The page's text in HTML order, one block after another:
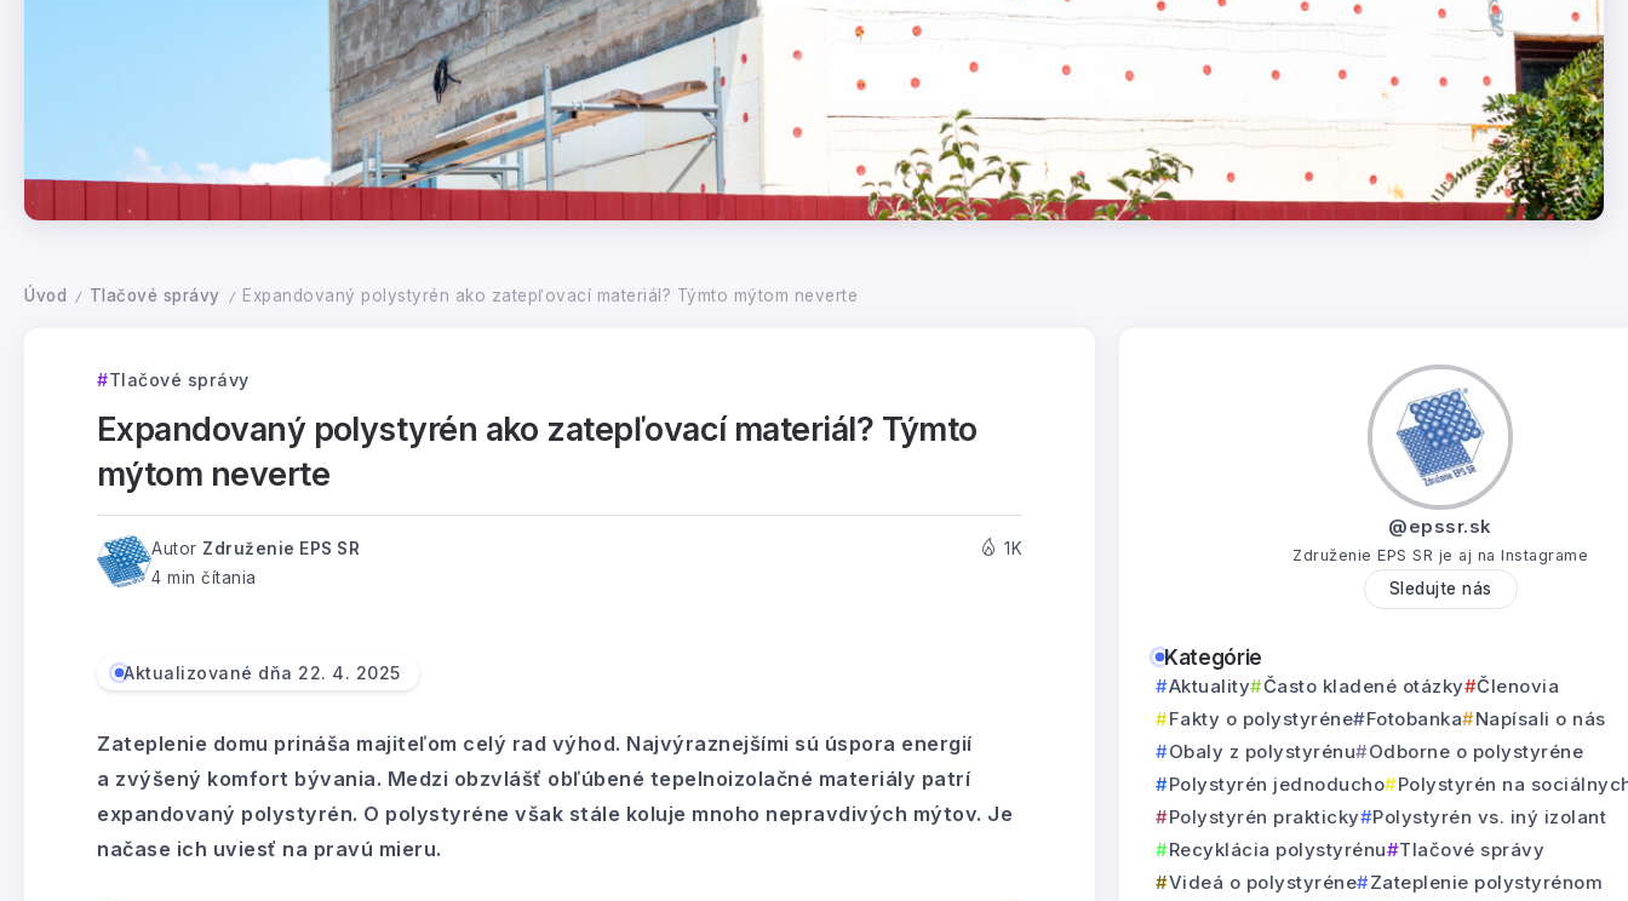
Úvod / Tlačové správy / Expandovaný polystyrén ako zatepľovací materiál? Týmto mýtom neverte
Tlačové správy
Expandovaný polystyrén ako zatepľovací materiál? Týmto
mýtom neverte
Autor Združenie EPS SR
4 min čítania
1K
Aktualizované dňa 22. 4. 2025
Zateplenie domu prináša majiteľom celý rad výhod. Najvýraznejšími sú úspora energií
a zvýšený komfort bývania. Medzi obzvlášť obľúbené tepelnoizolačné materiály patrí
expandovaný polystyrén. O polystyréne však stále koluje mnoho nepravdivých mýtov. Je
načase ich uviesť na pravú mieru.
@epssr.sk
Združenie EPS SR je aj na Instagrame
Sledujte nás
Kategórie
Aktuality Často kladené otázky
Členovia
Fakty o polystyréne
Fotobanka
Napísali o nás
Obaly z polystyrénu
Odborne o polystyréne
Polystyrén jednoducho
Polystyrén na
Polystyrén prakticky
Polystyrén vs. iný izolant
Recyklácia polystyrénu
Tlačové správy
Videá o polystyréne
Zateplenie polystyrénom